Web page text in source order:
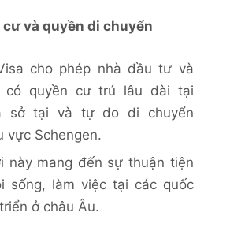
và quyền di chuyển
cho phép nhà đầu tư và
có quyền cư trú lâu dài tại
sở tại và tự do di chuyển
vực Schengen.
này mang đến sự thuận tiện
sống, làm việc tại các quốc
ở châu Âu.